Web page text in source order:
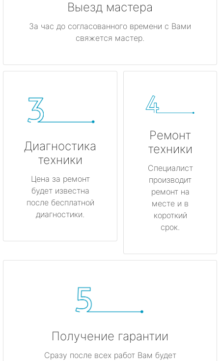
Выезд мастера
За час до согласованного времени с Вами
свяжется мастер.
Диагностика
техники
Цена за ремонт
будет известна
после бесплатной
диагностики.
Ремонт
техники
Специалист
производит
ремонт на
месте и в
короткий
срок.
Получение гарантии
Сразу после всех работ Вам будет